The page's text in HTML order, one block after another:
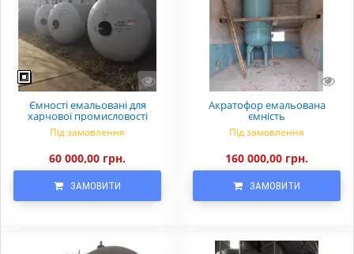
Ємності емальовані для
харчової промисловості
Під замовлення
60 000,00 грн.
ЗАМОВИТИ
Акратофор емальована
ємність
Під замовлення
160 000,00 грн.
ЗАМОВИТИ